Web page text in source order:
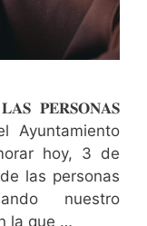
𝐏𝐄𝐑𝐒𝐎𝐍𝐀𝐒
Ayuntamiento
hoy, 3 de
las personas
nuestro
la que …